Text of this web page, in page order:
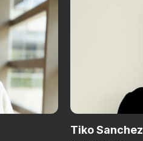
Tiko Sanchez